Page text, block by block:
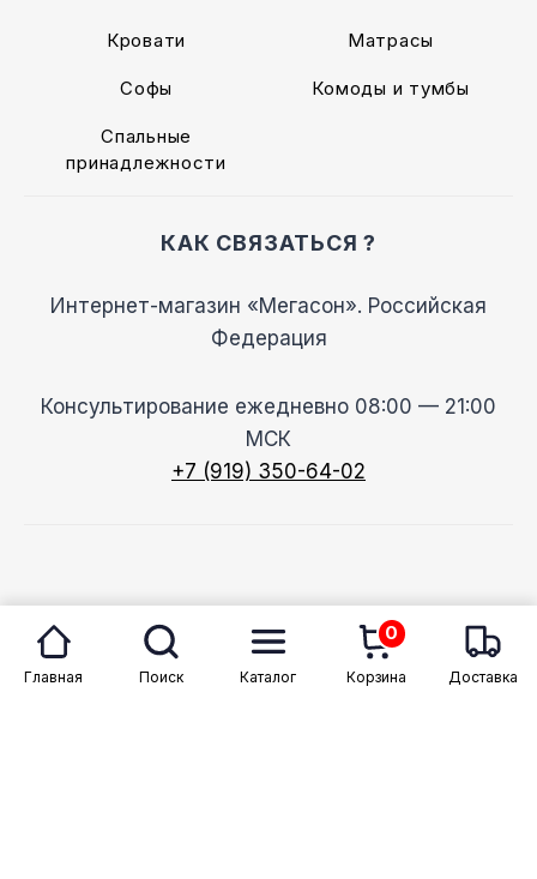
Кровати Матрасы
Софы Комоды и тумбы
Спальные
принадлежности
КАК СВЯЗАТЬСЯ ?
Интернет-магазин «Мегасон». Российская
Федерация
Консультирование ежедневно 08:00 — 21:00
МСК
+7 (919) 350-64-02
© 2026 Megason
Главная Поиск Каталог
0
Корзина Доставка